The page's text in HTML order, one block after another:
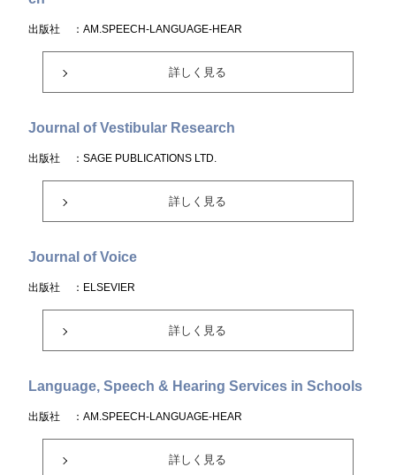
出版社 ：AM.SPEECH-LANGUAGE-HEAR
詳しく見る
Journal of Vestibular Research
出版社 ：SAGE PUBLICATIONS LTD.
詳しく見る
Journal of Voice
出版社 ：ELSEVIER
詳しく見る
Language, Speech & Hearing Services in Schools
出版社 ：AM.SPEECH-LANGUAGE-HEAR
詳しく見る